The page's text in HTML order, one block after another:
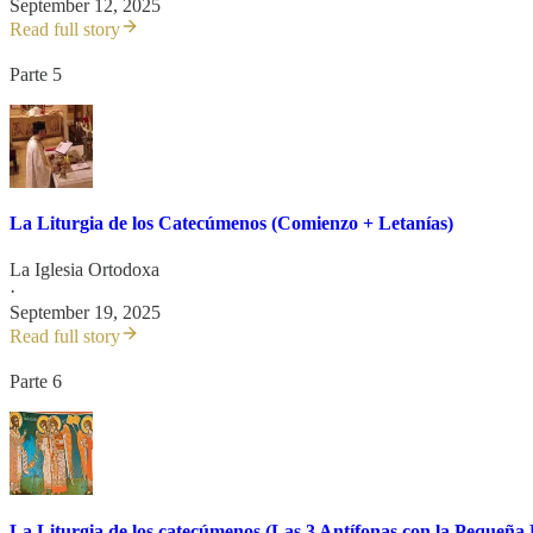
September 12, 2025
Read full story
Parte 5
La Liturgia de los Catecúmenos (Comienzo + Letanías)
La Iglesia Ortodoxa
·
September 19, 2025
Read full story
Parte 6